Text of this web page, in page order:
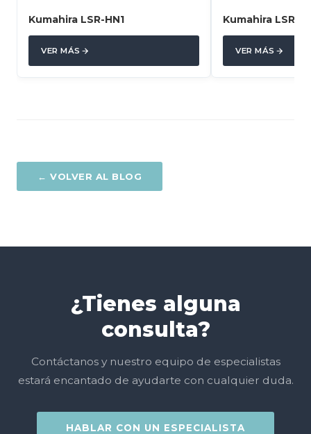
Kumahira LSR-HN1
VER MÁS
Kumahira LSR-
VER MÁS
← VOLVER AL BLOG
¿Tienes alguna
consulta?
Contáctanos y nuestro equipo de especialistas
estará encantado de ayudarte con cualquier duda.
HABLAR CON UN ESPECIALISTA